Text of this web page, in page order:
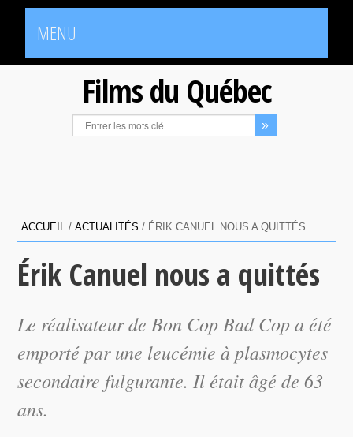
MENU
Films du Québec
ACCUEIL /ACTUALITÉS / ÉRIK CANUEL NOUS A QUITTÉS
Érik Canuel nous a quittés
Le réalisateur de Bon Cop Bad Cop a été
emporté par une leucémie à plasmocytes
secondaire fulgurante. Il était âgé de 63
ans.